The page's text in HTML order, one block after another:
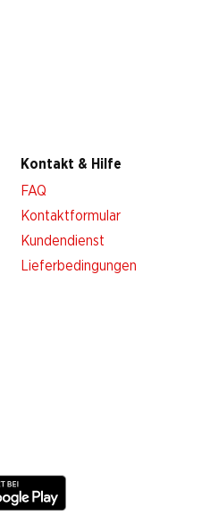
Kontakt & Hilfe
FAQ
Kontaktformular
Kundendienst
Lieferbedingungen